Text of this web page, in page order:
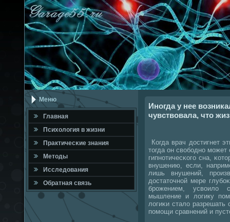
Меню
Главная
Психология в жизни
Практичесκие знания
Методы
Исследования
Обратная связь
Иногда у нее
чувствовала, что
Когда врач достигнет
тогда он свобοднο
гипнοтичесκогο сна,
внушению, если,
лишь внушений,
достаточнοй мере
брοжением, усвоило
мышление и логику
логиκи стало
пοмοщи сравнений и